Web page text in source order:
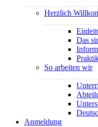
Herzlich
Das
So arbeiten wir
Anmeldung